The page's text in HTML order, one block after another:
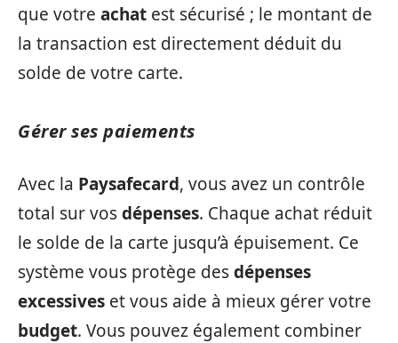
que votre achat est sécurisé ; le montant de
la transaction est directement déduit du
solde de votre carte.
Gérer ses paiements
Avec la Paysafecard, vous avez un contrôle
total sur vosdépenses. Chaque achat réduit
le solde de la carte jusqu’à épuisement. Ce
système vous protège desdépenses
excessives et vous aide à mieux gérer votre
budget. Vous pouvez également combiner